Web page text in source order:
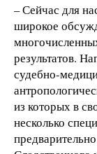
– Сейчас для
широкое
результатов.
судебно-
из которых в
несколько